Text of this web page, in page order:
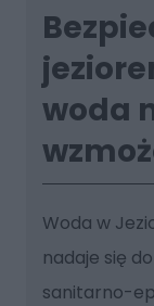
woda
Woda w
nadaje się
sanitarno-